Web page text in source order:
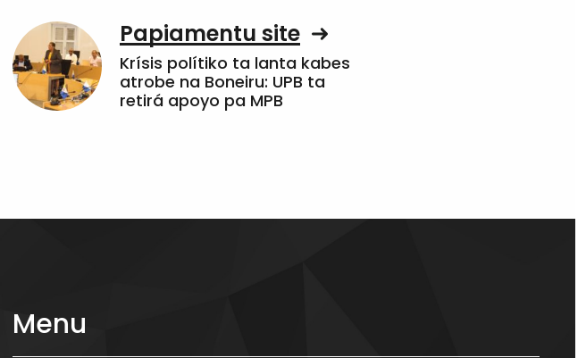
Papiamentu site
Krísis polítiko ta lanta kabes
atrobe na Boneiru: UPB ta
retirá apoyo pa MPB
Menu